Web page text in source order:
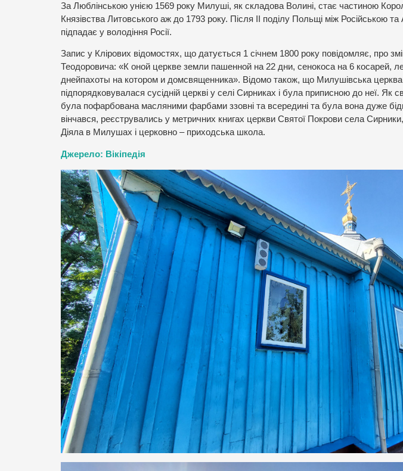
За Люблінською унією 1569 року Милуші, як складова Волині, стає частиною
Князівства Литовського аж до 1793 року. Після II поділу Польщі між Російською та
підпадає у володіння Росії.
Запис у Клірових відомостях, що датується 1 січнем 1800 року повідомляє, про
Теодоровича: «К оной церкве земли пашенной на 22 дни, сенокоса на 6 косарей,
днейпахоты на котором и домсвященника». Відомо також, що Милушівська
підпорядковувалася сусідній церкві у селі Сирниках і була приписною до неї. Як
була пофарбована масляними фарбами ззовні та всередині та була вона дуже
вінчався, реєструвались у метричних книгах церкви Святої Покрови села
Діяла в Милушах і церковно – приходська школа.
Джерело: Вікіпедія